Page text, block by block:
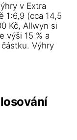
v Extra
1:6,9 (cca 14,5
Kč, Allwyn si
výši 15 % a
Výhry